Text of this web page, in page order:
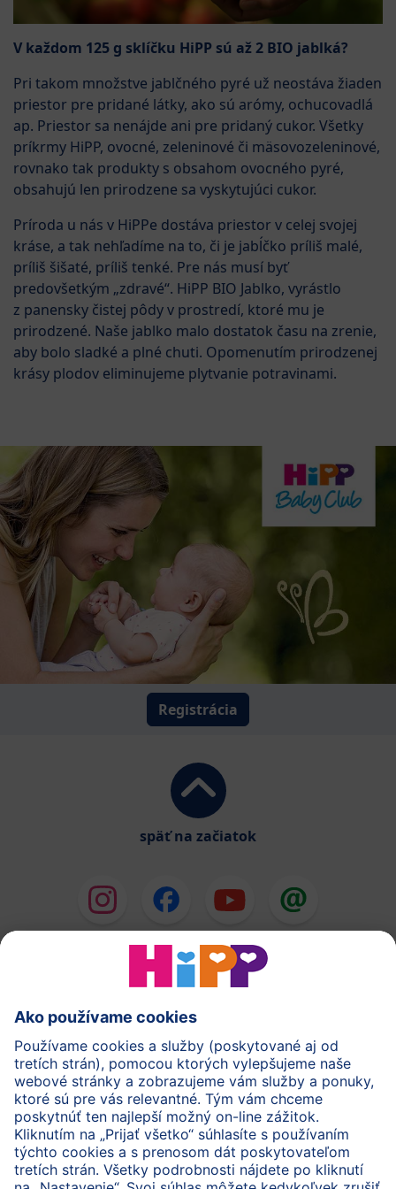
V každom 125 g sklíčku HiPP sú až 2 BIO jablká?
Pri takom množstve jablčného pyré už neostáva žiaden
priestor pre pridané látky, ako sú arómy, ochucovadlá
ap. Priestor sa nenájde ani pre pridaný cukor. Všetky
príkrmy HiPP, ovocné, zeleninové či mäsovozeleninové,
rovnako tak produkty s obsahom ovocného pyré,
obsahujú len prirodzene sa vyskytujúci cukor.
Príroda u nás v HiPPe dostáva priestor v celej svojej
kráse, a tak nehľadíme na to, či je jabĺčko príliš malé,
príliš šišaté, príliš tenké. Pre nás musí byť
predovšetkým „zdravé“. HiPP BIO Jablko, vyrástlo
z panensky čistej pôdy v prostredí, ktoré mu je
prirodzené. Naše jablko malo dostatok času na zrenie,
aby bolo sladké a plné chuti. Opomenutím prirodzenej
krásy plodov eliminujeme plytvanie potravinami.
Registrácia
späť na začiatok
HiPP Mlieka
HiPP Príkrmy
HiPP Tehotenstvo
Ochrana osobných údajov
Cookies a pravidlá používania webovej stránky
Imprint
O spoločnosti HiPP Kontakt